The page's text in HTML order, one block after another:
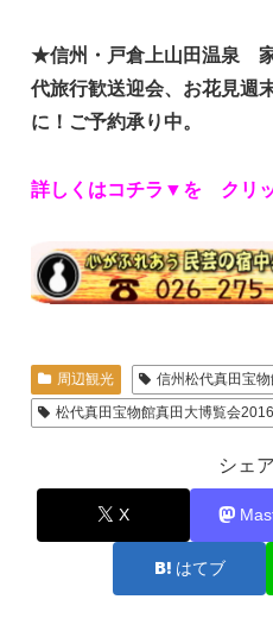
★信州・戸倉上山田温泉
代旅行歓送迎会、お花見週
に！ご予約承り中。
詳しくはコチラ▼を クリッ
周辺観光 信州松代真田宝物
松代真田宝物館真田大博覧会2016
シェ
X
はてブ